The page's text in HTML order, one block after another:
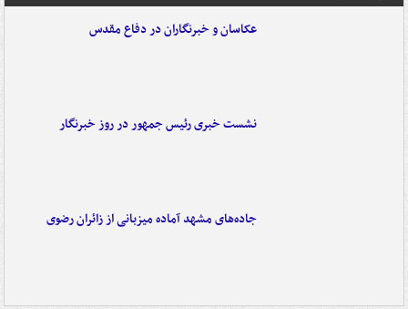
عکاسان و خبرنگاران در دفاع مقدس
نشست خبری رئیس جمهور در روز خبرنگار
جاده‌های مشهد آماده میزبانی از زائران رضوی